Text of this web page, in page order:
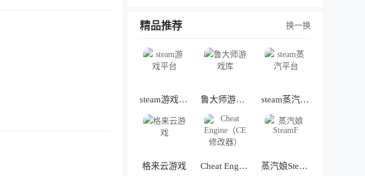
精品推荐 换一换
steam游戏平台 鲁大师游戏库 steam蒸汽平台
格来云游戏 Cheat Engine（CE修改器） 蒸汽娘SteamF